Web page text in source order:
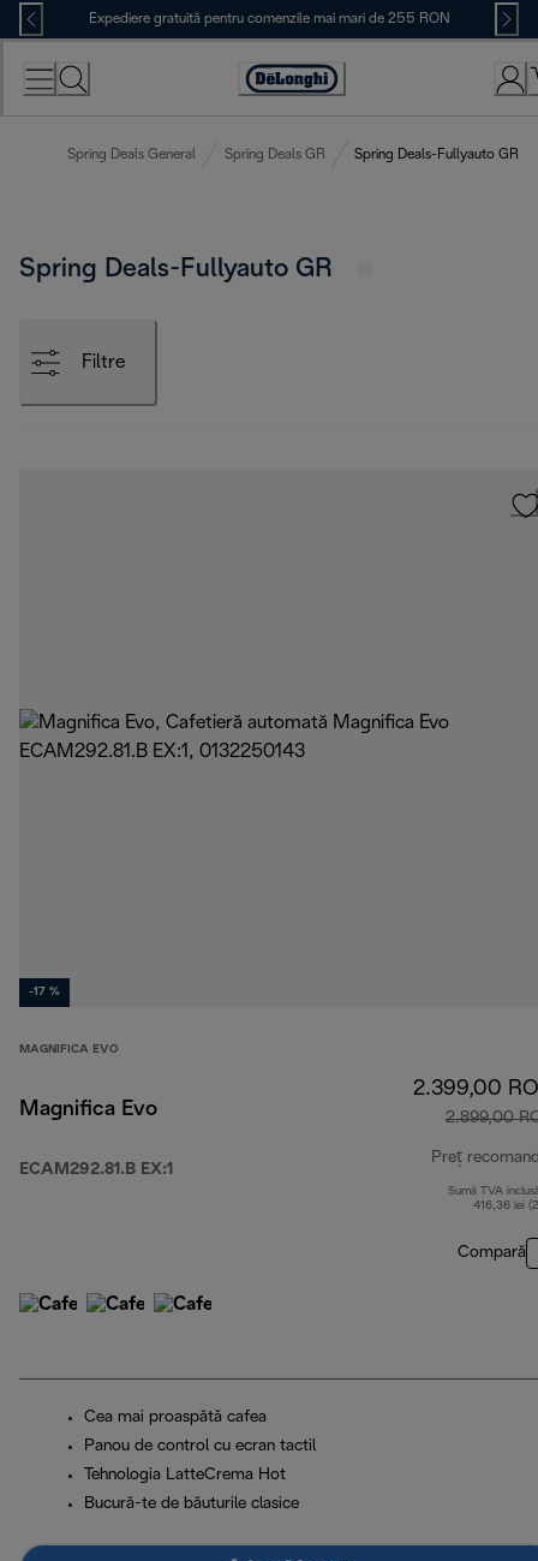
Skip
to
Content
Expediere gratuită pentru comenzile mai mari de 255 RON
Accessibility
Spring Deals General Spring Deals GR Spring Deals-Fullyauto GR
Spring Deals-Fullyauto GR
Filtre
-17 %
MAGNIFICA EVO
Magnifica Evo
ECAM292.81.B EX:1
2.399,00
2.899,00
Preț
Sumă TVA
416,36 lei
Compară
Cea mai proaspătă cafea
Panou de control cu ecran tactil
Tehnologia LatteCrema Hot
Bucură-te de băuturile clasice